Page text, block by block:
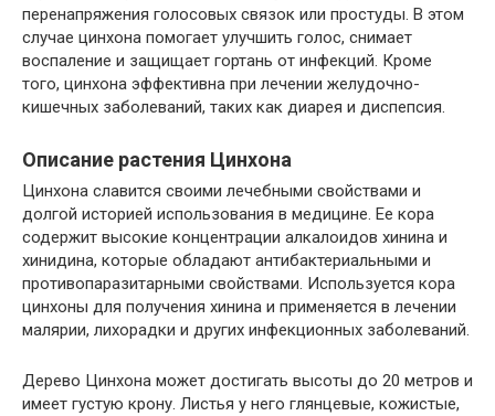
перенапряжения голосовых связок или простуды. В этом
случае цинхона помогает улучшить голос, снимает
воспаление и защищает гортань от инфекций. Кроме
того, цинхона эффективна при лечении желудочно-
кишечных заболеваний, таких как диарея и диспепсия.
Описание растения Цинхона
Цинхона славится своими лечебными свойствами и
долгой историей использования в медицине. Ее кора
содержит высокие концентрации алкалоидов хинина и
хинидина, которые обладают антибактериальными и
противопаразитарными свойствами. Используется кора
цинхоны для получения хинина и применяется в лечении
малярии, лихорадки и других инфекционных заболеваний.
Дерево Цинхона может достигать высоты до 20 метров и
имеет густую крону. Листья у него глянцевые, кожистые,